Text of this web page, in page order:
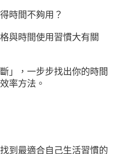
時間不夠用？
與時間使用習慣大有關
」，一步步找出你的時間
率方法。
到最適合自己生活習慣的